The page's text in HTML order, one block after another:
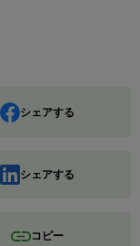
シェアする
シェアする
コピー